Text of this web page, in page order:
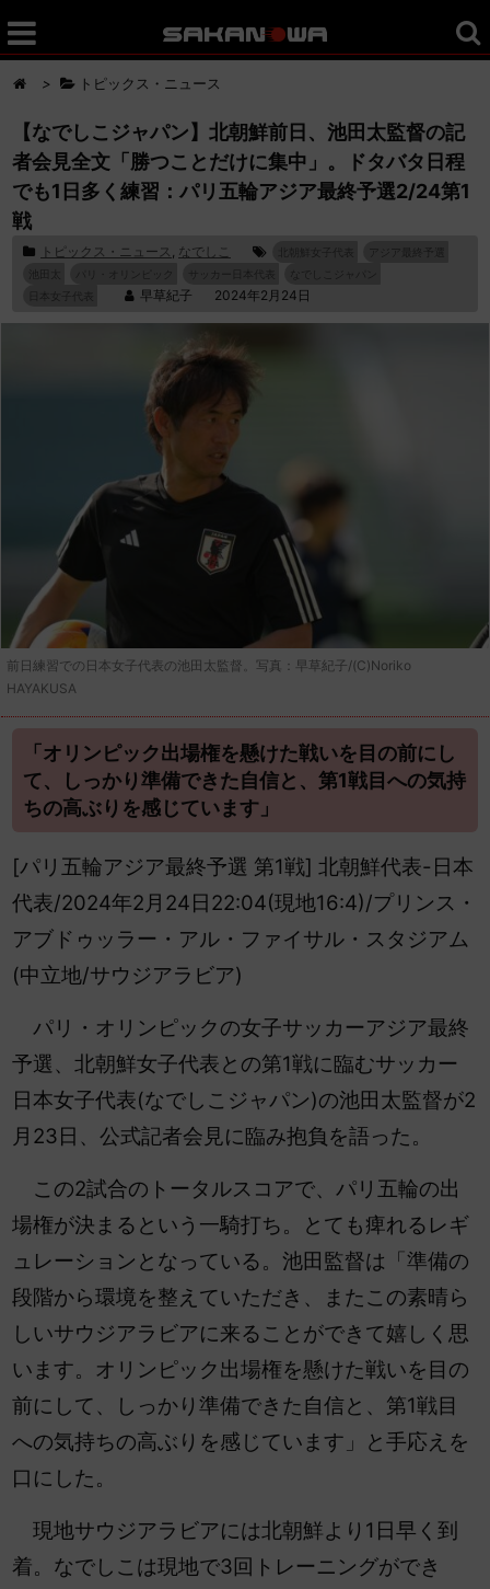
> トピックス・ニュース
【なでしこジャパン】北朝鮮前日、池田太監督の記
者会見全文「勝つことだけに集中」。ドタバタ日程
でも1日多く練習：パリ五輪アジア最終予選2/24第1
戦
トピックス・ニュース , なでしこ
早草紀子 2024年2月24日
前日練習での日本女子代表の池田太監督。写真：早草紀子/(C)Noriko
HAYAKUSA
「オリンピック出場権を懸けた戦いを目の前にし
て、しっかり準備できた自信と、第1戦目への気持
ちの高ぶりを感じています」
[パリ五輪アジア最終予選 第1戦] 北朝鮮代表-日本
代表/2024年2月24日22:04(現地16:4)/プリンス・
アブドゥッラー・アル・ファイサル・スタジアム
(中立地/サウジアラビア)
パリ・オリンピックの女子サッカーアジア最終
予選、北朝鮮女子代表との第1戦に臨むサッカー
日本女子代表(なでしこジャパン)の池田太監督が2
月23日、公式記者会見に臨み抱負を語った。
この2試合のトータルスコアで、パリ五輪の出
場権が決まるという一騎打ち。とても痺れるレギ
ュレーションとなっている。池田監督は「準備の
段階から環境を整えていただき、またこの素晴ら
しいサウジアラビアに来ることができて嬉しく思
います。オリンピック出場権を懸けた戦いを目の
前にして、しっかり準備できた自信と、第1戦目
への気持ちの高ぶりを感じています」と手応えを
口にした。
現地サウジアラビアには北朝鮮より1日早く到
着。なでしこは現地で3回トレーニングができ